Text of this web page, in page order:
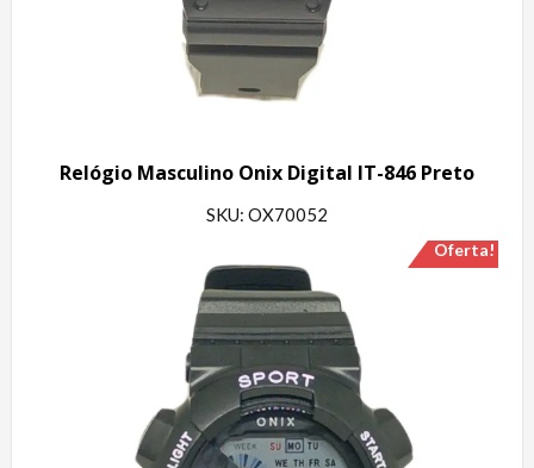
Relógio Masculino Onix Digital IT-846 Preto
SKU: OX70052
Oferta!